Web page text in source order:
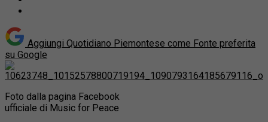
Aggiungi Quotidiano Piemontese come Fonte preferita
su Google
Foto dalla pagina Facebook
ufficiale di Music for Peace